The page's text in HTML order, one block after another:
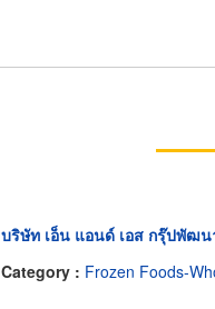
บริษัท เอ็น แอนด์ เอส กรุ๊ปพัฒน
Category : Frozen Foods-